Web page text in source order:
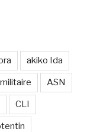
akiko Ida
ASN
CLI